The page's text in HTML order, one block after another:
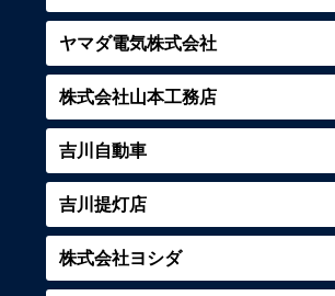
ヤマダ電気株式会社
株式会社山本工務店
吉川自動車
吉川提灯店
株式会社ヨシダ